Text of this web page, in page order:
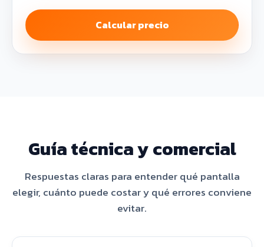
Calcular precio
Guía técnica y comercial
Respuestas claras para entender qué pantalla
elegir, cuánto puede costar y qué errores conviene
evitar.